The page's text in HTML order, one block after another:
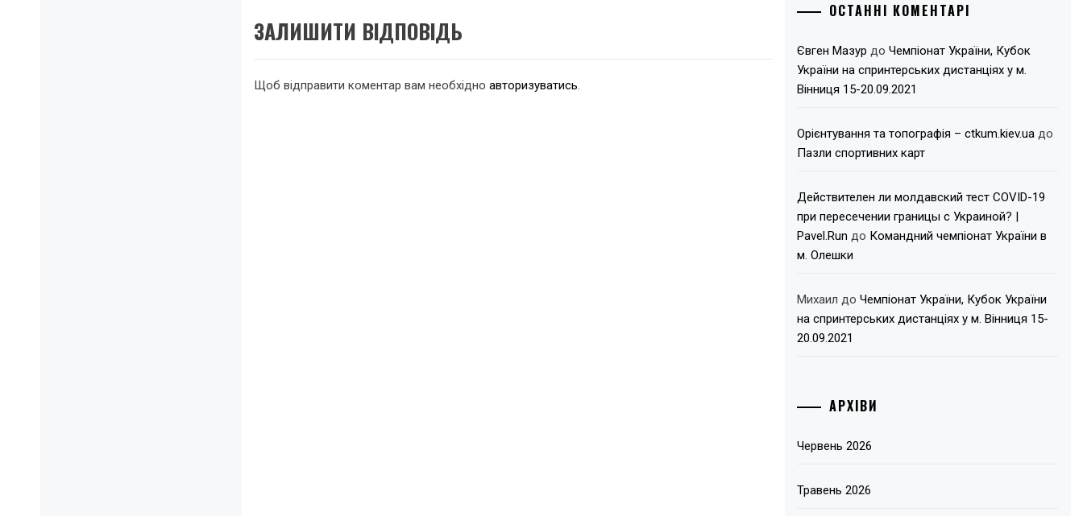
ЗАЛИШИТИ ВІДПОВІДЬ
Щоб відправити коментар вам необхідно авторизуватись
ОСТАННІ КОМЕНТАРІ
Євген Мазур доЧемпіонат України, Кубок
України на спринтерських дистанціях у м.
Вінниця 15-20.09.2021
Орієнтування та топографія – ctkum.kiev.ua до
Пазли спортивних карт
Действителен ли молдавский тест COVID-19
при пересечении границы с Украиной? |
Pavel.Run до Командний чемпіонат України в
м. Олешки
Михаил доЧемпіонат України, Кубок України
на спринтерських дистанціях у м. Вінниця 15-
20.09.2021
АРХІВИ
Червень 2026
Травень 2026